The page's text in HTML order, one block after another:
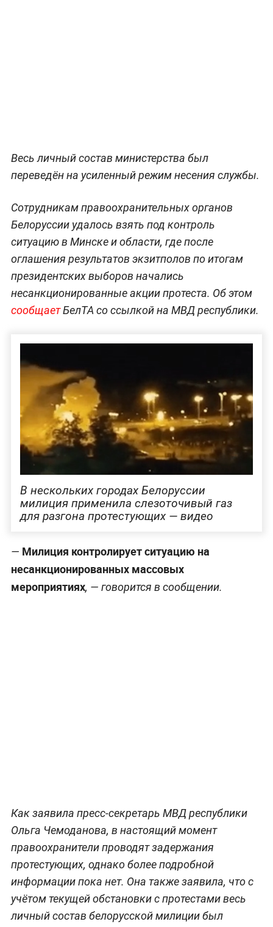
Весь личный состав министерства был
переведён на усиленный режим несения службы.
Сотрудникам правоохранительных органов
Белоруссии удалось взять под контроль
ситуацию в Минске и области, где после
оглашения результатов экзитполов по итогам
президентских выборов начались
несанкционированные акции протеста. Об этом
сообщаетБелТА со ссылкой на МВД республики.
В нескольких городах Белоруссии
милиция применила слезоточивый газ
для разгона протестующих — видео
— Милиция контролирует ситуацию на
несанкционированных массовых
мероприятиях, — говорится в сообщении.
Как заявила пресс-секретарь МВД республики
Ольга Чемоданова, в настоящий момент
правоохранители проводят задержания
протестующих, однако более подробной
информации пока нет. Она также заявила, что с
учётом текущей обстановки с протестами весь
личный состав белорусской милиции был